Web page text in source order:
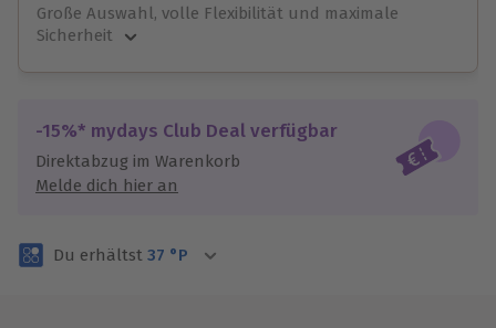
Große Auswahl, volle Flexibilität und maximale
Sicherheit
Jeder Gutschein für alle Erlebnisse einlösbar.
Maximale Sicherheit
3 Jahre gültig & verlängerbar.
-15%* mydays Club Deal verfügbar
Direktabzug im Warenkorb
Melde dich hier an
Du erhältst 37 °P